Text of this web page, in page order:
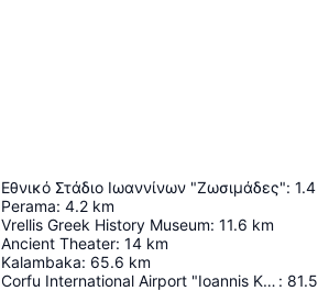
Εθνικό Στάδιο Ιωαννίνων "Ζωσιμάδες": 1.4
Perama: 4.2 km
Vrellis Greek History Museum: 11.6 km
Ancient Theater: 14 km
Kalambaka: 65.6 km
Corfu International Airport "Ioannis Kapodistrias" : 81.5